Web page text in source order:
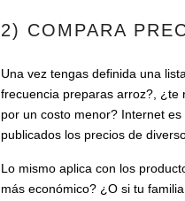
2) COMPARA
Una vez tengas definida una
frecuencia preparas arroz?, ¿te
por un costo menor? Internet
publicados los precios de
Lo mismo aplica con los
más económico? ¿O si tu